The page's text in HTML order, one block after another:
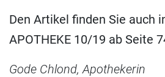
Den Artikel finden Sie auch
APOTHEKE 10/19 ab Seite
Gode Chlond, Apothekerin